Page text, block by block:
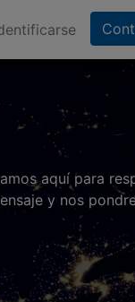
aquí para
y nos